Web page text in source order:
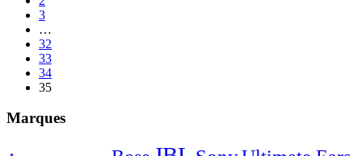
3
…
32
33
34
35
Marques